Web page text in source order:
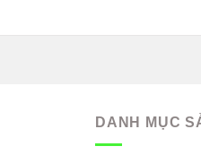
DANH MỤC